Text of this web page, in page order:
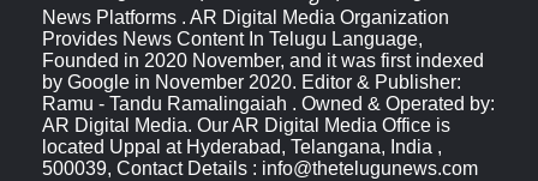
News Platforms . AR Digital Media Organization
Provides News Content In Telugu Language,
Founded in 2020 November, and it was first indexed
by Google in November 2020. Editor & Publisher:
Ramu - Tandu Ramalingaiah . Owned & Operated by:
AR Digital Media. Our AR Digital Media Office is
located Uppal at Hyderabad, Telangana, India ,
500039, Contact Details : info@thetelugunews.com